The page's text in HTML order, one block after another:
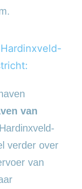
van
verder over
van